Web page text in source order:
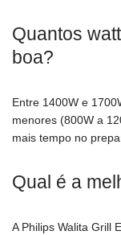
Quantos
boa?
Entre 1400W e
menores (800W a
mais tempo no
Qual é a
A Philips Walita Grill